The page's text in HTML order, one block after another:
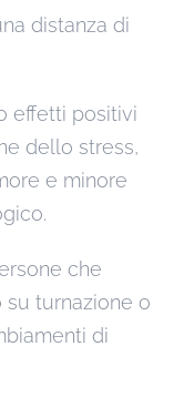
distanza di
effetti positivi
dello stress,
e minore
che
turnazione o
di